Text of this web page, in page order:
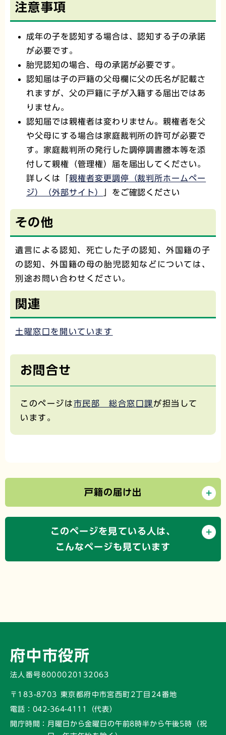
注意事項
成年の子を認知する場合は、認知する子の承諾
が必要です。
胎児認知の場合、母の承諾が必要です。
認知届は子の戸籍の父母欄に父の氏名が記載さ
れますが、父の戸籍に子が入籍する届出ではあ
りません。
認知届では親権者は変わりません。親権者を父
や父母にする場合は家庭裁判所の許可が必要で
す。家庭裁判所の発行した調停調書謄本等を添
付して親権（管理権）届を届出してください。
詳しくは「 親権者変更調停（裁判所ホームペー
ジ）（外部サイト）
」をご確認ください
その他
遺言による認知、死亡した子の認知、外国籍の子
の認知、外国籍の母の胎児認知などについては、
別途お問い合わせください。
関連
土曜窓口を開いています
お問合せ
このページは市民部 総合窓口課が担当して
います。
戸籍の届け出
このページを見ている人は、
こんなページも見ています
府中市役所
法人番号8000020132063
〒183-8703 東京都府中市宮西町2丁目24番地
電話： 042-364-4111（代表）
開庁時間： 月曜日から金曜日の午前8時半から午後5時 （祝